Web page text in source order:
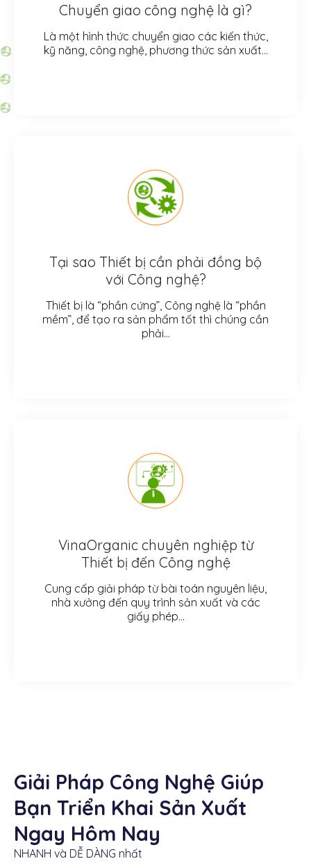
Chuyển giao công nghệ là gì?
Là một hình thức chuyển giao các kiến thức,
kỹ năng, công nghệ, phương thức sản xuất…
Tại sao Thiết bị cần phải đồng bộ
với Công nghệ?
Thiết bị là “phần cứng”, Công nghệ là “phần
mềm”, để tạo ra sản phẩm tốt thì chúng cần
phải…
VinaOrganic chuyên nghiệp từ
Thiết bị đến Công nghệ
Cung cấp giải pháp từ bài toán nguyên liệu,
nhà xưởng đến quy trình sản xuất và các
giấy phép…
Giải Pháp Công Nghệ Giúp
Bạn Triển Khai Sản Xuất
Ngay Hôm Nay
NHANH và DỄ DÀNG nhất